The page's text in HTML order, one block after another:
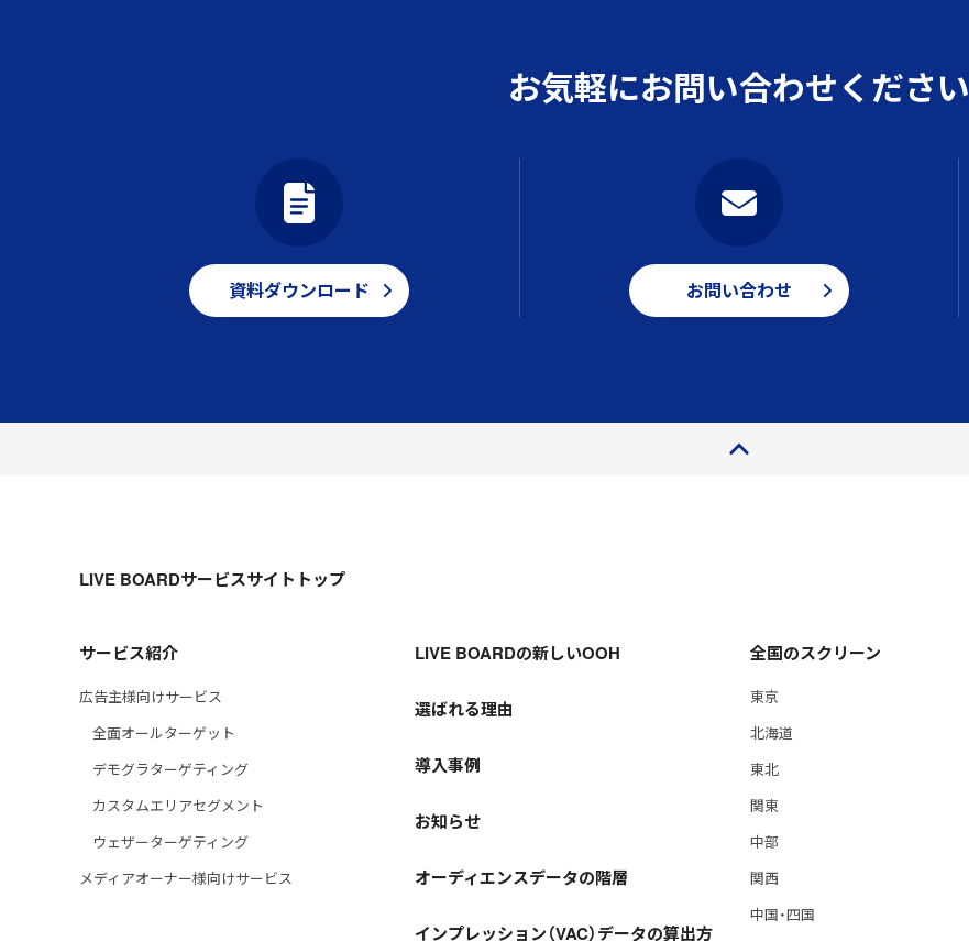
お気軽にお問い合わせください
資料ダウンロード お問い合わせ
LIVE BOARDサービスサイトトップ
サービス紹介
広告主様向けサービス
全面オールターゲット
デモグラターゲティング
カスタムエリアセグメント
ウェザーターゲティング
メディアオーナー様向けサービス
LIVE BOARDの新しいOOH
選ばれる理由
導入事例
お知らせ
オーディエンスデータの階層
インプレッション（VAC）データの算出方
全国のスクリーン
東京
北海道
東北
関東
中部
関西
中国・四国